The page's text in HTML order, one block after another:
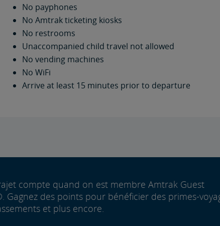
No payphones
No Amtrak ticketing kiosks
No restrooms
Unaccompanied child travel not allowed
No vending machines
No WiFi
Arrive at least 15 minutes prior to departure
compte quand on est membre Amtrak Guest
Gagnez des points pour bénéficier des primes-
et plus encore.